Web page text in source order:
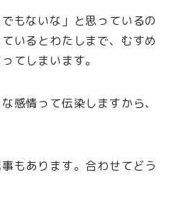
もないな」と思っているの
いるとわたしまで、むすめ
てしまいます。
感情って伝染しますから、
もあります。合わせてどう